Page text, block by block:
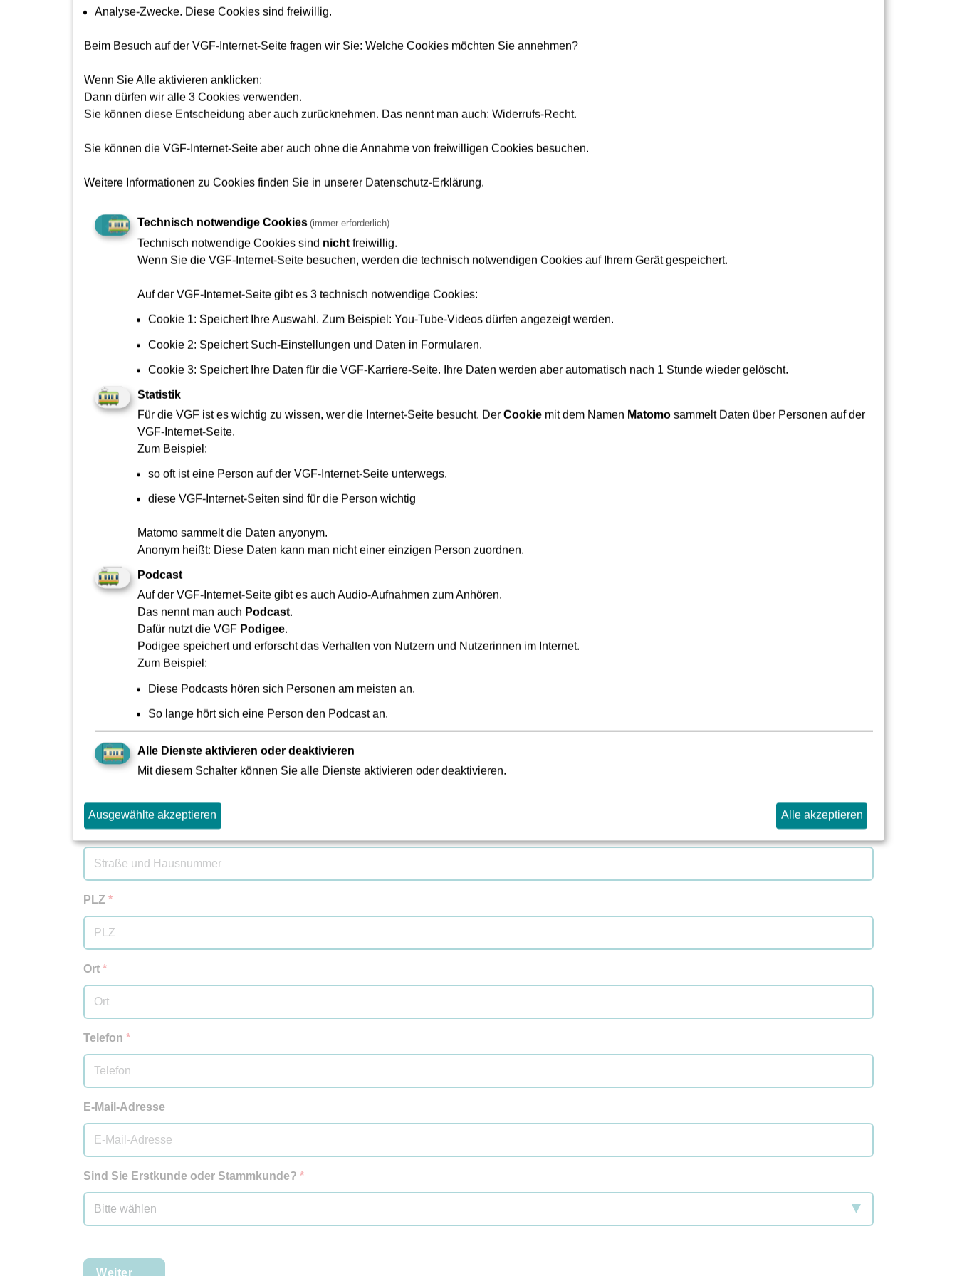
entweder per Post an:
VGF
Kurt-Schumacher-Straße 8
Dann melden wir uns bei Ihnen und vereinbaren einen Termin!
Haben Sie noch Fragen zur Fahrgast-Begleitung?
Dann rufen Sie uns gerne an!
Die Nummer ist:069 − 213 231 88.
Wir sind von Montag bis Freitag zwischen 08:00 und 15:00 Uhr da.
Informationen zum Fahrgast-Begleitservice in Deutscher Gebärdensprache finden Sie
Online-Formular Fahrgastbegleitservice
Kontaktdaten
Nachname*
*
Name der Einrichtung
Straße und Hausnummer
PLZ *
Ort *
Telefon *
E-Mail-Adresse
Sind Sie Erstkunde oder Stammkunde? *
Weiter
Analyse-Zwecke. Diese Cookies sind freiwillig.
Beim Besuch auf der VGF-Internet-Seite fragen wir Sie: Welche Cookies möchten Sie annehmen?
Wenn Sie Alle aktivieren anklicken:
Dann dürfen wir alle 3 Cookies verwenden.
Sie können diese Entscheidung aber auch zurücknehmen. Das nennt man auch: Widerrufs-Recht.
Sie können die VGF-Internet-Seite aber auch ohne die Annahme von freiwilligen Cookies besuchen.
Weitere Informationen zu Cookies finden Sie in unserer Datenschutz-Erklärung.
Technisch notwendige Cookies (immer erforderlich)
Technisch notwendige Cookies sind nichtfreiwillig.
Wenn Sie die VGF-Internet-Seite besuchen, werden die technisch notwendigen Cookies auf Ihrem Gerät gespeichert.
Auf der VGF-Internet-Seite gibt es 3 technisch notwendige Cookies:
Cookie 1: Speichert Ihre Auswahl. Zum Beispiel: You-Tube-Videos dürfen angezeigt werden.
Cookie 2: Speichert Such-Einstellungen und Daten in Formularen.
Cookie 3: Speichert Ihre Daten für die VGF-Karriere-Seite. Ihre Daten werden aber automatisch nach 1 Stunde wieder gelöscht.
Statistik
Für die VGF ist es wichtig zu wissen, wer die Internet-Seite besucht. Der Cookie mit dem Namen Matomo sammelt Daten über Personen auf der
VGF-Internet-Seite.
Zum Beispiel:
so oft ist eine Person auf der VGF-Internet-Seite unterwegs.
diese VGF-Internet-Seiten sind für die Person wichtig
Matomo sammelt die Daten anyonym.
Anonym heißt: Diese Daten kann man nicht einer einzigen Person zuordnen.
Podcast
Auf der VGF-Internet-Seite gibt es auch Audio-Aufnahmen zum Anhören.
Das nennt man auch Podcast.
Dafür nutzt die VGF Podigee.
Podigee speichert und erforscht das Verhalten von Nutzern und Nutzerinnen im Internet.
Zum Beispiel:
Diese Podcasts hören sich Personen am meisten an.
So lange hört sich eine Person den Podcast an.
Alle Dienste aktivieren oder deaktivieren
Mit diesem Schalter können Sie alle Dienste aktivieren oder deaktivieren.
Ausgewählte akzeptieren Alle akzeptieren